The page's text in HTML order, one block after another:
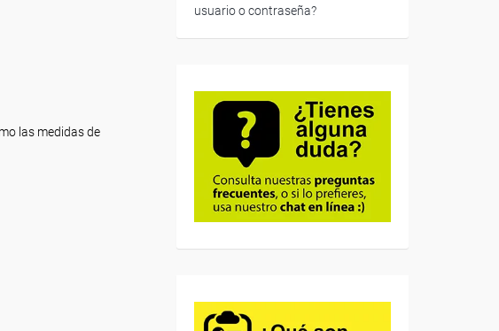
las medidas de
usuario o contraseña?